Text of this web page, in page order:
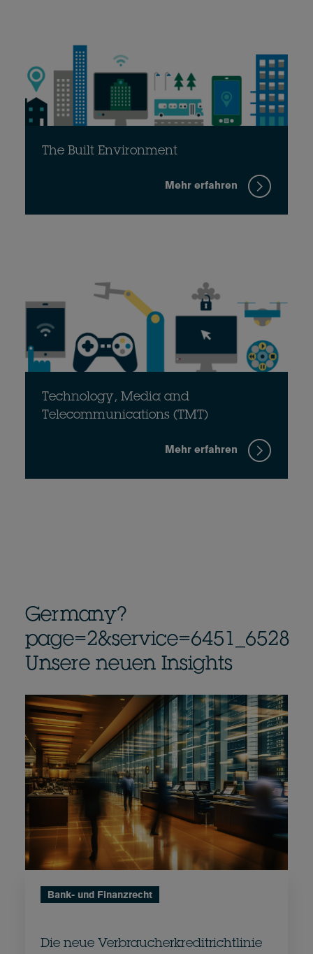
The Built Environment
Mehr erfahren
Technology, Media and
Telecommunications (TMT)
Mehr erfahren
Germany?
page=2&service=6451_6528
Unsere neuen Insights
Bank- und Finanzrecht
Die neue Verbraucherkreditrichtlinie